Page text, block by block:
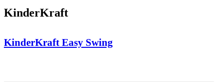
KinderKraft
KinderKraft Easy Swing